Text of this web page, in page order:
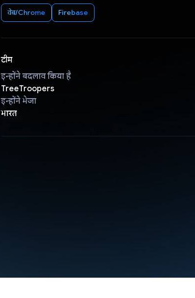
वेब/Chrome Firebase
टीम
इन्होंने बदलाव किया है
TreeTroopers
इन्होंने भेजा
भारत